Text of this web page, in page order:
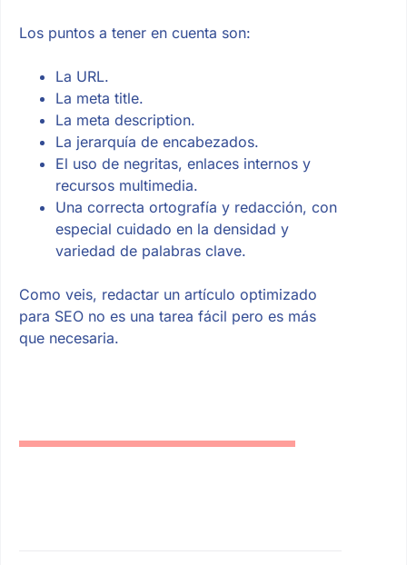
Los puntos a tener en cuenta son:
La URL.
La meta title.
La meta description.
La jerarquía de encabezados.
El uso de negritas, enlaces internos y
recursos multimedia.
Una correcta ortografía y redacción, con
especial cuidado en la densidad y
variedad de palabras clave.
Como veis, redactar un artículo optimizado
para SEO no es una tarea fácil pero es más
que necesaria.